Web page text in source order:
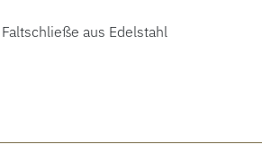
aus Edelstahl